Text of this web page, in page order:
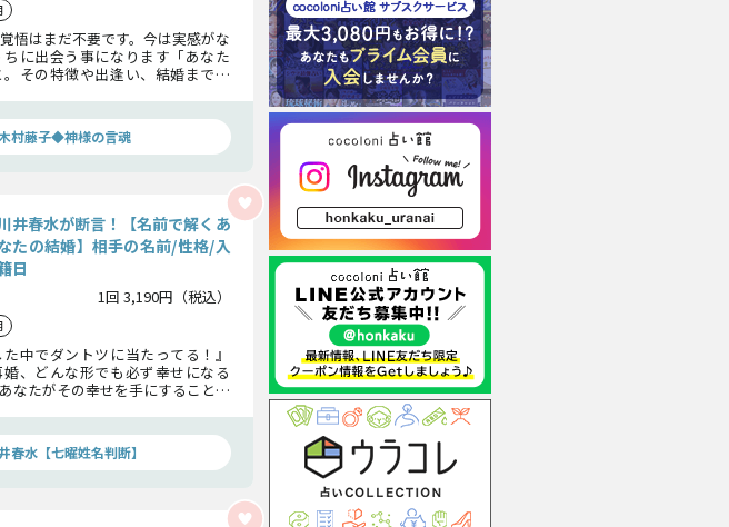
悟はまだ不要です。今は実感がな
に出会う事になります「あなた
その特徴や出逢い、結婚までの
村藤子◆神様の言魂
井春水が断言！【名前で解くあ
たの結婚】相手の名前/性格/入
日
1回 3,190円（税込）
た中でダントツに当たってる！』
、どんな形でも必ず幸せになる
なたがその幸せを手にすることが
ょう。
春水【七曜姓名判断】